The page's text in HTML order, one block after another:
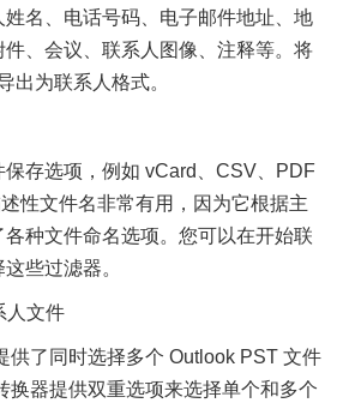
名、电话号码、电子邮件地址、地
、会议、联系人图像、注释等。将
出为联系人格式。
存选项，例如 vCard、CSV、PDF
性文件名非常有用，因为它根据主
种文件命名选项。您可以在开始联
些过滤器。
人文件
供了同时选择多个 Outlook PST 文件
换器提供双重选项来选择单个和多个